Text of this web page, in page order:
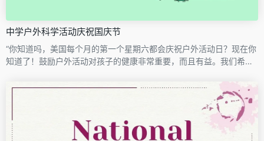
中学户外科学活动庆祝国庆节
“你知道吗，美国每个月的第一个星期六都会庆祝户外活动日？现在你
知道了！鼓励户外活动对孩子的健康非常重要，而且有益。我们希望
意模板中。按照我们添加的指导方针，你可以让你的学生创建一本动
物日记，一本关于星星的笔记本，或者用一些苏打水和糖果做一个实
验（这样在户外就更好了，这样你就不会把房子搞砸了！）。"